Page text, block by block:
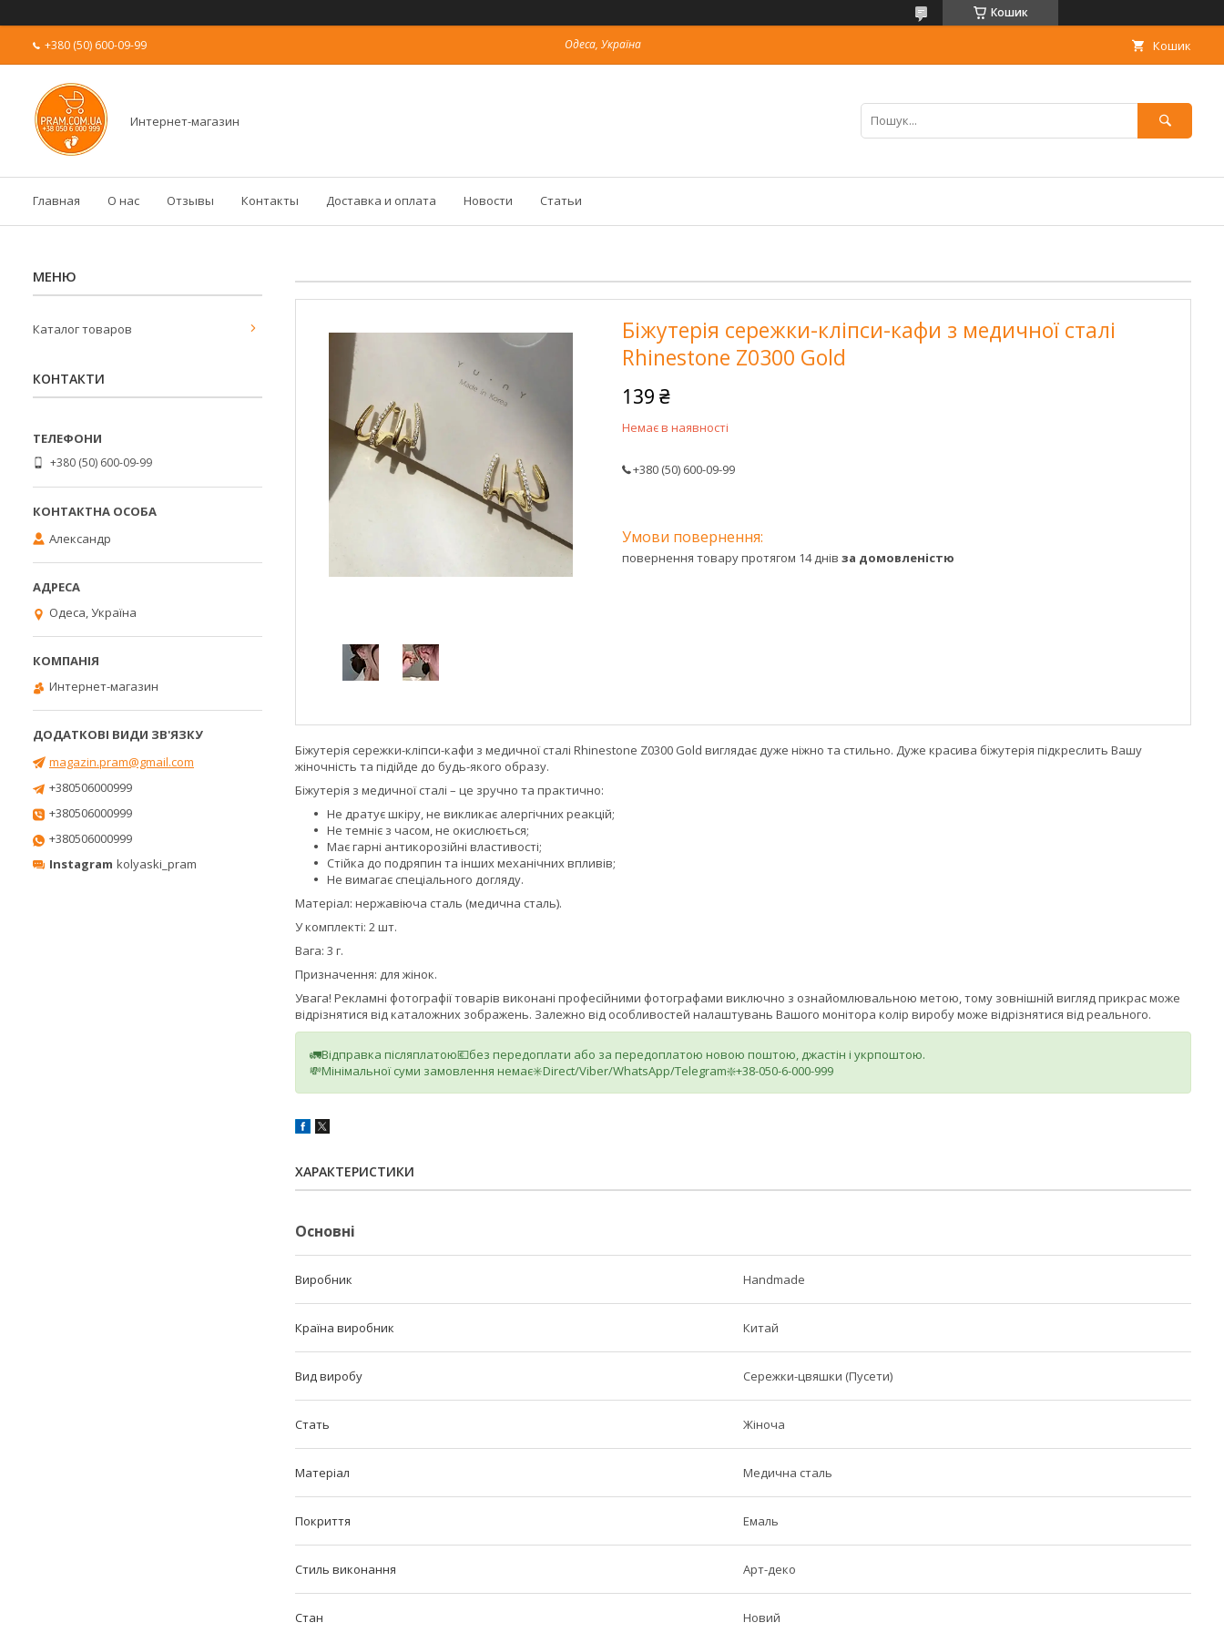
Кошик
+380 (50) 600-09-99 Одеса, Україна Кошик
Интернет-магазин
Главная О нас Отзывы Контакты Доставка и оплата Новости Статьи
Біжутерія сережки-кліпси-кафи з медичної сталі
Rhinestone Z0300 Gold
139 ₴
Немає в наявності
+380 (50) 600-09-99
повернення товару протягом 14 днів за домовленістю
Біжутерія сережки-кліпси-кафи з медичної сталі Rhinestone Z0300 Gold виглядає дуже ніжно та стильно. Дуже красива біжутерія підкреслить Вашу
жіночність та підійде до будь-якого образу.
Біжутерія з медичної сталі – це зручно та практично:
Не дратує шкіру, не викликає алергічних реакцій;
Не темніє з часом, не окислюється;
Має гарні антикорозійні властивості;
Стійка до подряпин та інших механічних впливів;
Не вимагає спеціального догляду.
Матеріал: нержавіюча сталь (медична сталь).
У комплекті: 2 шт.
Вага: 3 г.
Призначення: для жінок.
Увага! Рекламні фотографії товарів виконані професійними фотографами виключно з ознайомлювальною метою, тому зовнішній вигляд прикрас може
відрізнятися від каталожних зображень. Залежно від особливостей налаштувань Вашого монітора колір виробу може відрізнятися від реального.
🚛Відправка післяплатою💶без передоплати або за передоплатою новою поштою, джастін і укрпоштою.
💸Мінімальної суми замовлення немає✳️Direct/Viber/WhatsApp/Telegram❇️+38-050-6-000-999
ХАРАКТЕРИСТИКИ
Основні
Виробник Handmade
Країна виробник Китай
Вид виробу Сережки-цвяшки (Пусети)
Стать Жіноча
Матеріал Медична сталь
Покриття Емаль
Стиль виконання Арт-деко
Стан Новий
Каталог товаров
КОНТАКТИ
+380 (50) 600-09-99
Александр
Одеса, Україна
Интернет-магазин
magazin.pram@gmail.com
+380506000999
+380506000999
+380506000999
Instagram kolyaski_pram